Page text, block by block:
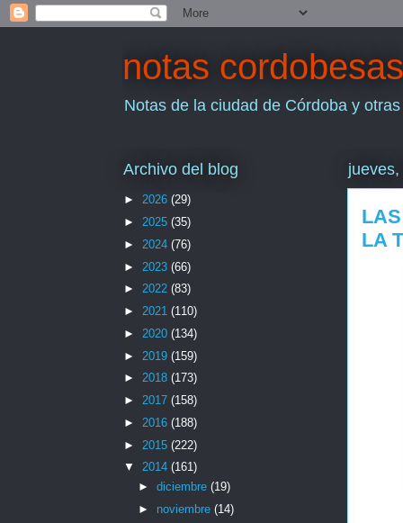
notas cordobesas
Notas de la ciudad de Córdoba y
LA
Archivo del blog
► 2026 (29)
► 2025 (35)
► 2024 (76)
► 2023 (66)
► 2022 (83)
► 2021 (110)
► 2020 (134)
► 2019 (159)
► 2018 (173)
► 2017 (158)
► 2016 (188)
► 2015 (222)
▼ 2014 (161)
► diciembre (19)
► noviembre (14)